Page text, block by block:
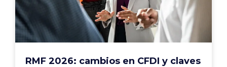
RMF 2026: cambios en CFDI y claves